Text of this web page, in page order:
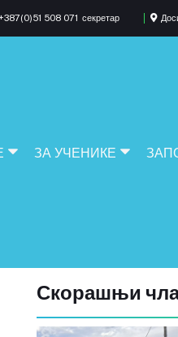
+387(0)51 508 071 секретар
ЗА УЧЕНИКЕ
Скорашњи